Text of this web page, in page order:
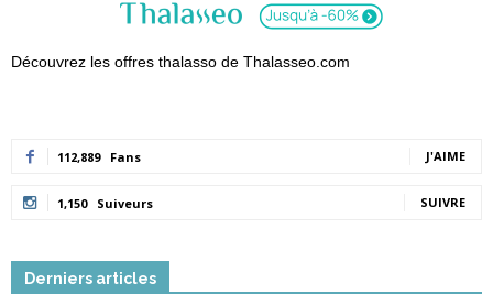
Découvrez les offres thalasso de Thalasseo.com
112,889 Fans J'AIME
1,150 Suiveurs SUIVRE
Derniers articles